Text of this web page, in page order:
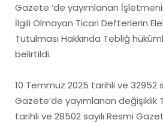
Gazete ‘de yayımlanan
İlgili Olmayan Ticari Defterlerin
Tutulması Hakkında Tebliğ
belirtildi.
10 Temmuz 2025 tarihli ve 32952
Gazete’de yayımlanan değişiklik
tarihli ve 28502 sayılı Resmi